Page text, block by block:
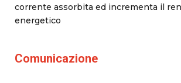
corrente assorbita ed incrementa il
energetico
Comunicazione